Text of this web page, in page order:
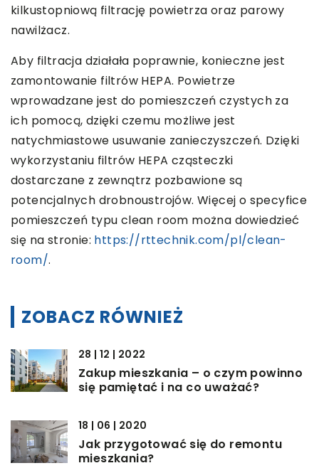
kilkustopniową filtrację powietrza oraz parowy
nawilżacz.
Aby filtracja działała poprawnie, konieczne jest
zamontowanie filtrów HEPA. Powietrze
wprowadzane jest do pomieszczeń czystych za
ich pomocą, dzięki czemu możliwe jest
natychmiastowe usuwanie zanieczyszczeń. Dzięki
wykorzystaniu filtrów HEPA cząsteczki
dostarczane z zewnątrz pozbawione są
potencjalnych drobnoustrojów. Więcej o specyfice
pomieszczeń typu clean room można dowiedzieć
się na stronie: https://rttechnik.com/pl/clean-
room/.
ZOBACZ RÓWNIEŻ
28 | 12 | 2022
Zakup mieszkania – o czym powinno
się pamiętać i na co uważać?
18 | 06 | 2020
Jak przygotować się do remontu
mieszkania?